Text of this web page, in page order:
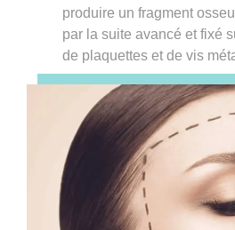
produire un fragment
par la suite avancé et fixé
de plaquettes et de vis